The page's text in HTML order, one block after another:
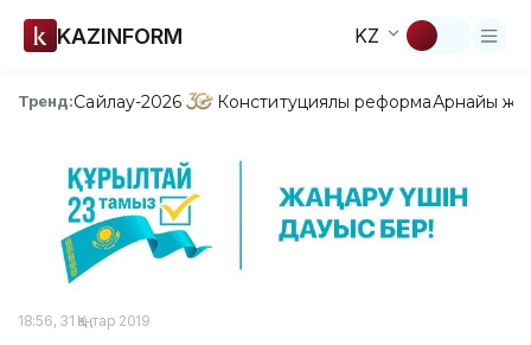
KAZINFORM KZ
Тренд:Сайлау-2026 Конституциялық реформаАрнайы
18:56, 31 Қаңтар 2019